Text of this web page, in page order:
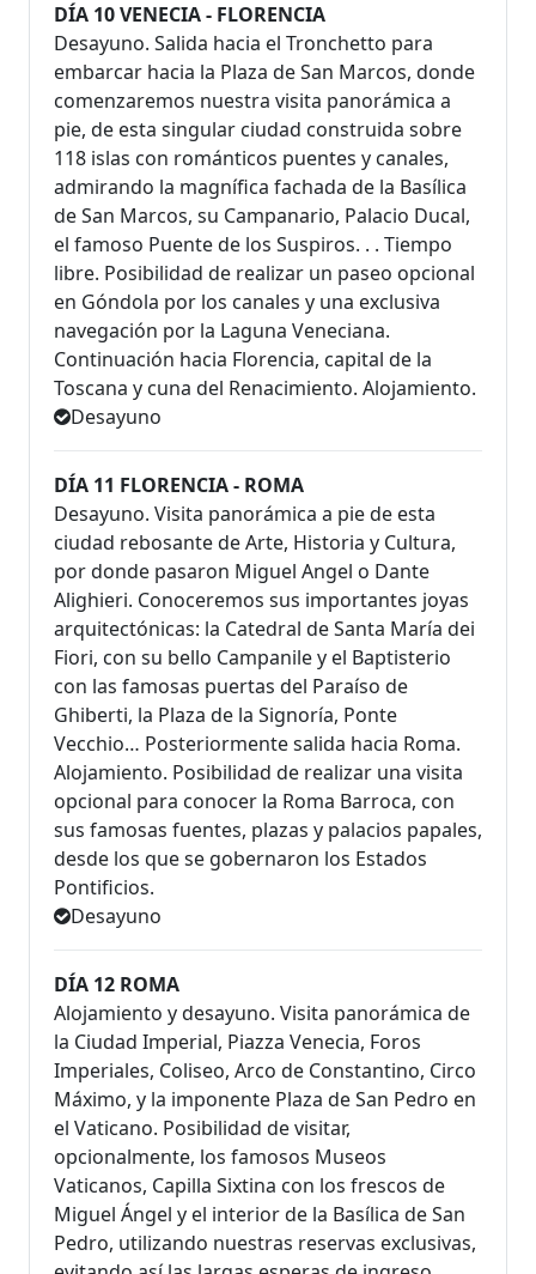
DÍA 10 VENECIA - FLORENCIA
Desayuno. Salida hacia el Tronchetto para
embarcar hacia la Plaza de San Marcos, donde
comenzaremos nuestra visita panorámica a
pie, de esta singular ciudad construida sobre
118 islas con románticos puentes y canales,
admirando la magnífica fachada de la Basílica
de San Marcos, su Campanario, Palacio Ducal,
el famoso Puente de los Suspiros. . . Tiempo
libre. Posibilidad de realizar un paseo opcional
en Góndola por los canales y una exclusiva
navegación por la Laguna Veneciana.
Continuación hacia Florencia, capital de la
Toscana y cuna del Renacimiento. Alojamiento.
Desayuno
DÍA 11 FLORENCIA - ROMA
Desayuno. Visita panorámica a pie de esta
ciudad rebosante de Arte, Historia y Cultura,
por donde pasaron Miguel Angel o Dante
Alighieri. Conoceremos sus importantes joyas
arquitectónicas: la Catedral de Santa María dei
Fiori, con su bello Campanile y el Baptisterio
con las famosas puertas del Paraíso de
Ghiberti, la Plaza de la Signoría, Ponte
Vecchio… Posteriormente salida hacia Roma.
Alojamiento. Posibilidad de realizar una visita
opcional para conocer la Roma Barroca, con
sus famosas fuentes, plazas y palacios papales,
desde los que se gobernaron los Estados
Pontificios.
Desayuno
DÍA 12 ROMA
Alojamiento y desayuno. Visita panorámica de
la Ciudad Imperial, Piazza Venecia, Foros
Imperiales, Coliseo, Arco de Constantino, Circo
Máximo, y la imponente Plaza de San Pedro en
el Vaticano. Posibilidad de visitar,
opcionalmente, los famosos Museos
Vaticanos, Capilla Sixtina con los frescos de
Miguel Ángel y el interior de la Basílica de San
Pedro, utilizando nuestras reservas exclusivas,